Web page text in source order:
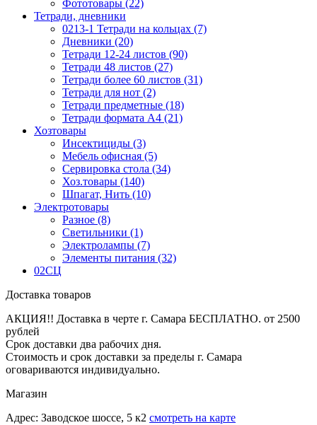
Фототовары (22)
Тетради, дневники
0213-1 Тетради на кольцах (7)
Дневники (20)
Тетради 12-24 листов (90)
Тетради 48 листов (27)
Тетради более 60 листов (31)
Тетради для нот (2)
Тетради предметные (18)
Тетради формата А4 (21)
Хозтовары
Инсектициды (3)
Мебель офисная (5)
Сервировка стола (34)
Хоз.товары (140)
Шпагат, Нить (10)
Электротовары
Разное (8)
Светильники (1)
Электролампы (7)
Элементы питания (32)
02СЦ
Доставка товаров
АКЦИЯ!! Доставка в черте г. Самара БЕСПЛАТНО. от 2500
рублей
Срок доставки два рабочих дня.
Стоимость и срок доставки за пределы г. Самара
оговариваются индивидуально.
Магазин
Адрес: Заводское шоссе, 5 к2 смотреть на карте